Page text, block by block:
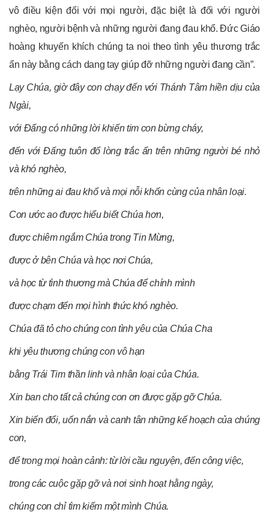
vô điều kiện đối với mọi người, đặc biệt là đối với người
nghèo, người bệnh và những người đang đau khổ. Đức Giáo
hoàng khuyến khích chúng ta noi theo tình yêu thương trắc
ẩn này bằng cách dang tay giúp đỡ những người đang cần”.
Lạy Chúa, giờ đây con chạy đến với Thánh Tâm hiền dịu của
Ngài,
với Đấng có những lời khiến tim con bừng cháy,
đến với Đấng tuôn đổ lòng trắc ẩn trên những người bé nhỏ
và khó nghèo,
trên những ai đau khổ và mọi nỗi khốn cùng của nhân loại.
Con ước ao được hiểu biết Chúa hơn,
được chiêm ngắm Chúa trong Tin Mừng,
được ở bên Chúa và học nơi Chúa,
và học từ tình thương mà Chúa để chính mình
được chạm đến mọi hình thức khó nghèo.
Chúa đã tỏ cho chúng con tình yêu của Chúa Cha
khi yêu thương chúng con vô hạn
bằng Trái Tim thần linh và nhân loại của Chúa.
Xin ban cho tất cả chúng con ơn được gặp gỡ Chúa.
Xin biến đổi, uốn nắn và canh tân những kế hoạch của chúng
con,
để trong mọi hoàn cảnh: từ lời cầu nguyện, đến công việc,
trong các cuộc gặp gỡ và nơi sinh hoạt hằng ngày,
chúng con chỉ tìm kiếm một mình Chúa.